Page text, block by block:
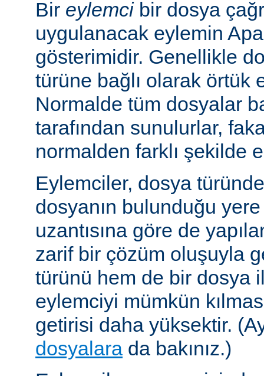
Bir eylemcibir dosya
uygulanacak eylemin
gösterimidir. Genellikle
türüne bağlı olarak örtük
Normalde tüm dosyalar
tarafından sunulurlar,
normalden farklı şekilde
Eylemciler, dosya
dosyanın bulunduğu
uzantısına göre de
zarif bir çözüm oluşuyla
türünü hem de bir dosya
eylemciyi mümkün
getirisi daha yüksektir.
dosyalara da bakınız.)